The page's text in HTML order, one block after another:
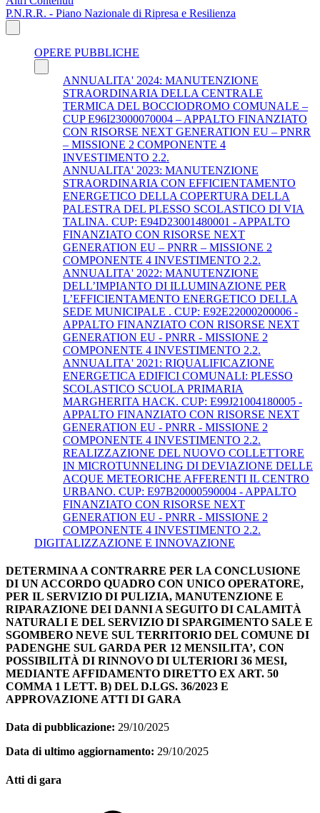
P.N.R.R. - Piano Nazionale di Ripresa e Resilienza
OPERE PUBBLICHE
ANNUALITA' 2024: MANUTENZIONE
STRAORDINARIA DELLA CENTRALE
TERMICA DEL BOCCIODROMO COMUNALE –
CUP E96I23000070004 – APPALTO FINANZIATO
CON RISORSE NEXT GENERATION EU – PNRR
– MISSIONE 2 COMPONENTE 4
INVESTIMENTO 2.2.
ANNUALITA' 2023: MANUTENZIONE
STRAORDINARIA CON EFFICIENTAMENTO
ENERGETICO DELLA COPERTURA DELLA
PALESTRA DEL PLESSO SCOLASTICO DI VIA
TALINA. CUP: E94D23001480001 - APPALTO
FINANZIATO CON RISORSE NEXT
GENERATION EU – PNRR – MISSIONE 2
COMPONENTE 4 INVESTIMENTO 2.2.
ANNUALITA' 2022: MANUTENZIONE
DELL’IMPIANTO DI ILLUMINAZIONE PER
L’EFFICIENTAMENTO ENERGETICO DELLA
SEDE MUNICIPALE . CUP: E92E22000200006 -
APPALTO FINANZIATO CON RISORSE NEXT
GENERATION EU - PNRR - MISSIONE 2
COMPONENTE 4 INVESTIMENTO 2.2.
ANNUALITA' 2021: RIQUALIFICAZIONE
ENERGETICA EDIFICI COMUNALI: PLESSO
SCOLASTICO SCUOLA PRIMARIA
MARGHERITA HACK. CUP: E99J21004180005 -
APPALTO FINANZIATO CON RISORSE NEXT
GENERATION EU - PNRR - MISSIONE 2
COMPONENTE 4 INVESTIMENTO 2.2.
REALIZZAZIONE DEL NUOVO COLLETTORE
IN MICROTUNNELING DI DEVIAZIONE DELLE
ACQUE METEORICHE AFFERENTI IL CENTRO
URBANO. CUP: E97B20000590004 - APPALTO
FINANZIATO CON RISORSE NEXT
GENERATION EU - PNRR - MISSIONE 2
COMPONENTE 4 INVESTIMENTO 2.2.
DIGITALIZZAZIONE E INNOVAZIONE
DETERMINA A CONTRARRE PER LA CONCLUSIONE
DI UN ACCORDO QUADRO CON UNICO OPERATORE,
PER IL SERVIZIO DI PULIZIA, MANUTENZIONE E
RIPARAZIONE DEI DANNI A SEGUITO DI CALAMITÀ
NATURALI E DEL SERVIZIO DI SPARGIMENTO SALE E
SGOMBERO NEVE SUL TERRITORIO DEL COMUNE DI
PADENGHE SUL GARDA PER 12 MENSILITA’, CON
POSSIBILITÀ DI RINNOVO DI ULTERIORI 36 MESI,
MEDIANTE AFFIDAMENTO DIRETTO EX ART. 50
COMMA 1 LETT. B) DEL D.LGS. 36/2023 E
APPROVAZIONE ATTI DI GARA
Data di pubblicazione: 29/10/2025
Data di ultimo aggiornamento: 29/10/2025
Atti di gara